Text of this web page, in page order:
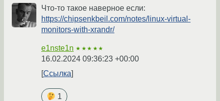
Что-то такое наверное если:
https://chipsenkbeil.com/notes/linux-virtual-
monitors-with-xrandr/
e1nste1n ★★★★★
16.02.2024 09:36:23 +00:00
Ссылка
1